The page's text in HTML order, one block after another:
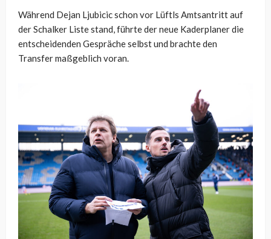
Während Dejan Ljubicic schon vor Lüftls Amtsantritt auf
der Schalker Liste stand, führte der neue Kaderplaner die
entscheidenden Gespräche selbst und brachte den
Transfer maßgeblich voran.